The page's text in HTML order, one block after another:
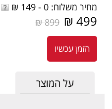
מחיר משלוח: 0 - 149 ₪
499 ₪
899 ₪
הזמן עכשיו
על המוצר